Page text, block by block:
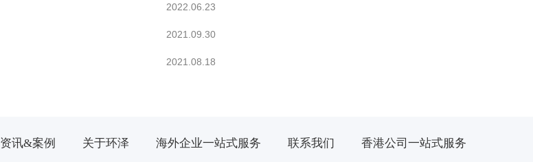
2022.06.23
2021.09.30
2021.08.18
资讯&案例 关于环泽 海外企业一站式服务 联系我们 香港公司一站式服务